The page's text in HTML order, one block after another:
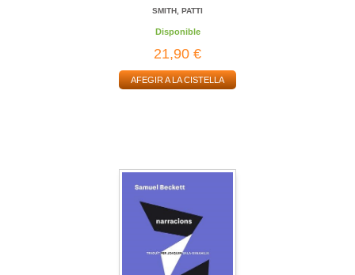
SMITH, PATTI
Disponible
21,90 €
AFEGIR A LA CISTELLA